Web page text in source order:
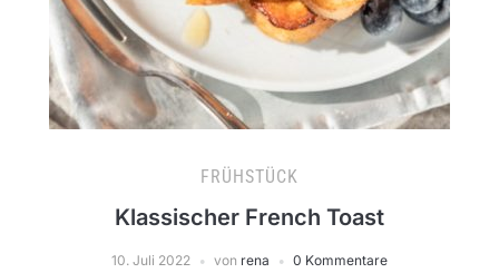
FRÜHSTÜCK
Klassischer French Toast
10. Juli 2022 von rena 0 Kommentare